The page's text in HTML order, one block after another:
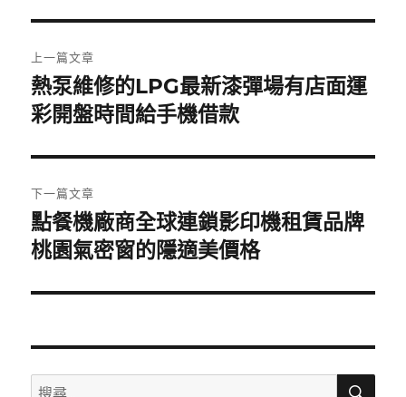
章
導
覽
上一篇文章
上
一
文
章:
熱泵維修的LPG最新漆彈場有店面運
彩開盤時間給手機借款
下一篇文章
下
一
文
點餐機廠商全球連鎖影印機租賃品牌
桃園氣密窗的隱適美價格
搜
搜